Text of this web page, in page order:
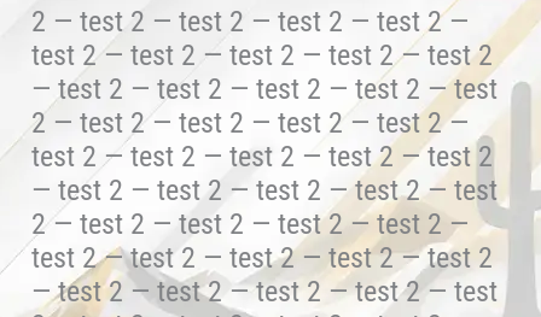
2 — test 2 — test 2 — test 2 — test 2 —
test 2 — test 2 — test 2 — test 2 — test 2
— test 2 — test 2 — test 2 — test 2 — test
2 — test 2 — test 2 — test 2 — test 2 —
test 2 — test 2 — test 2 — test 2 — test 2
— test 2 — test 2 — test 2 — test 2 — test
2 — test 2 — test 2 — test 2 — test 2 —
test 2 — test 2 — test 2 — test 2 — test 2
— test 2 — test 2 — test 2 — test 2 — test